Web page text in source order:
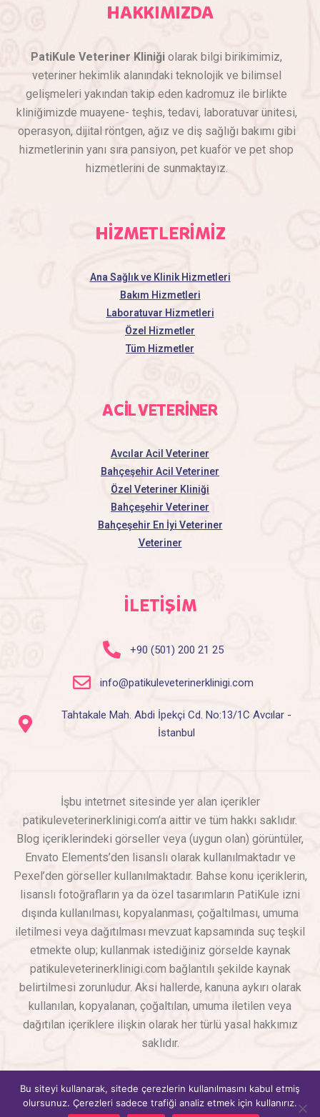
HAKKIMIZDA
PatiKule Veteriner Kliniği olarak bilgi birikimimiz,
veteriner hekimlik alanındaki teknolojik ve bilimsel
gelişmeleri yakından takip eden kadromuz ile birlikte
kliniğimizde muayene- teşhis, tedavi, laboratuvar ünitesi,
operasyon, dijital röntgen, ağız ve diş sağlığı bakımı gibi
hizmetlerinin yanı sıra pansiyon, pet kuaför ve pet shop
hizmetlerini de sunmaktayız.
HİZMETLERİMİZ
Ana Sağlık ve Klinik Hizmetleri
Bakım Hizmetleri
Laboratuvar Hizmetleri
Özel Hizmetler
Tüm Hizmetler
ACİL VETERİNER
Avcılar Acil Veteriner
Bahçeşehir Acil Veteriner
Özel Veteriner Kliniği
Bahçeşehir Veteriner
Bahçeşehir En İyi Veteriner
Veteriner
İLETİŞİM
+90 (501) 200 21 25
info@patikuleveterinerklinigi.com
Tahtakale Mah. Abdi İpekçi Cd. No:13/1C Avcılar -
İstanbul
İşbu intetrnet sitesinde yer alan içerikler
patikuleveterinerklinigi.com’a aittir ve tüm hakkı saklıdır.
Blog içeriklerindeki görseller veya (uygun olan) görüntüler,
Envato Elements’den lisanslı olarak kullanılmaktadır ve
Pexel’den görseller kullanılmaktadır. Bahse konu içeriklerin,
lisanslı fotoğrafların ya da özel tasarımların PatiKule izni
dışında kullanılması, kopyalanması, çoğaltılması, umuma
iletilmesi veya dağıtılması mevzuat kapsamında suç teşkil
etmekte olup; kullanmak istediğiniz görselde kaynak
patikuleveterinerklinigi.com bağlantılı şekilde kaynak
belirtilmesi zorunludur. Aksi hallerde, kanuna aykırı olarak
kullanılan, kopyalanan, çoğaltılan, umuma iletilen veya
dağıtılan içeriklere ilişkin olarak her türlü yasal hakkımız
saklıdır.
Saklıdır
SEO & Web Tasarım – WebAdHere
Bu siteyi kullanarak, sitede çerezlerin kullanılmasını kabul etmiş
olursunuz. Çerezleri sadece trafiği analiz etmek için kullanırız.
Hızlı İletişim